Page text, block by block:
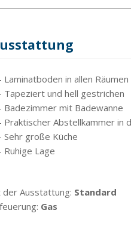
Laminatboden in allen Räumen
Tapeziert und hell gestrichen
Badezimmer mit Badewanne
Praktischer Abstellkammer in
Sehr große Küche
Ruhige Lage
der Ausstattung: Standard
Gas